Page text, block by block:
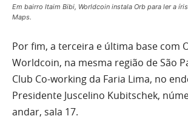
Em bairro Itaim Bibi, Worldcoin instala Orb para ler a
Maps.
Por fim, a terceira e última base com
Worldcoin, na mesma região de São
Club Co-working da Faria Lima, no
Presidente Juscelino Kubitschek,
andar, sala 17.